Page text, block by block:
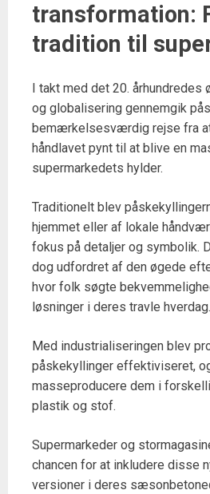
transformation:
tradition til
I takt med det 20.
og globalisering gennemgik
bemærkelsesværdig rejse fra
håndlavet pynt til at blive en
supermarkedets hylder.
Traditionelt blev
hjemmet eller af lokale
fokus på detaljer og symbolik.
dog udfordret af den øgede
hvor folk søgte
løsninger i deres travle hverdag.
Med industrialiseringen blev
påskekyllinger effektiviseret,
masseproducere dem i
plastik og stof.
Supermarkeder og
chancen for at inkludere disse
versioner i deres